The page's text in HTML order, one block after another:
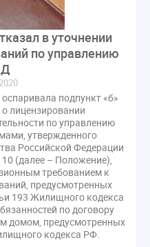
ИПУ
Суд
М.Геллер
МЧС
ПМЭФ-2024
ОДИ
диагностика
Рейтинг
собственников
в уточнении
по управлению
подпункт «б»
лицензировании
по управлению
утвержденного
Российской Федерации
(далее – Положение),
требованием к
предусмотренных
193 Жилищного кодекса
по договору
домом, предусмотренных
кодекса РФ.